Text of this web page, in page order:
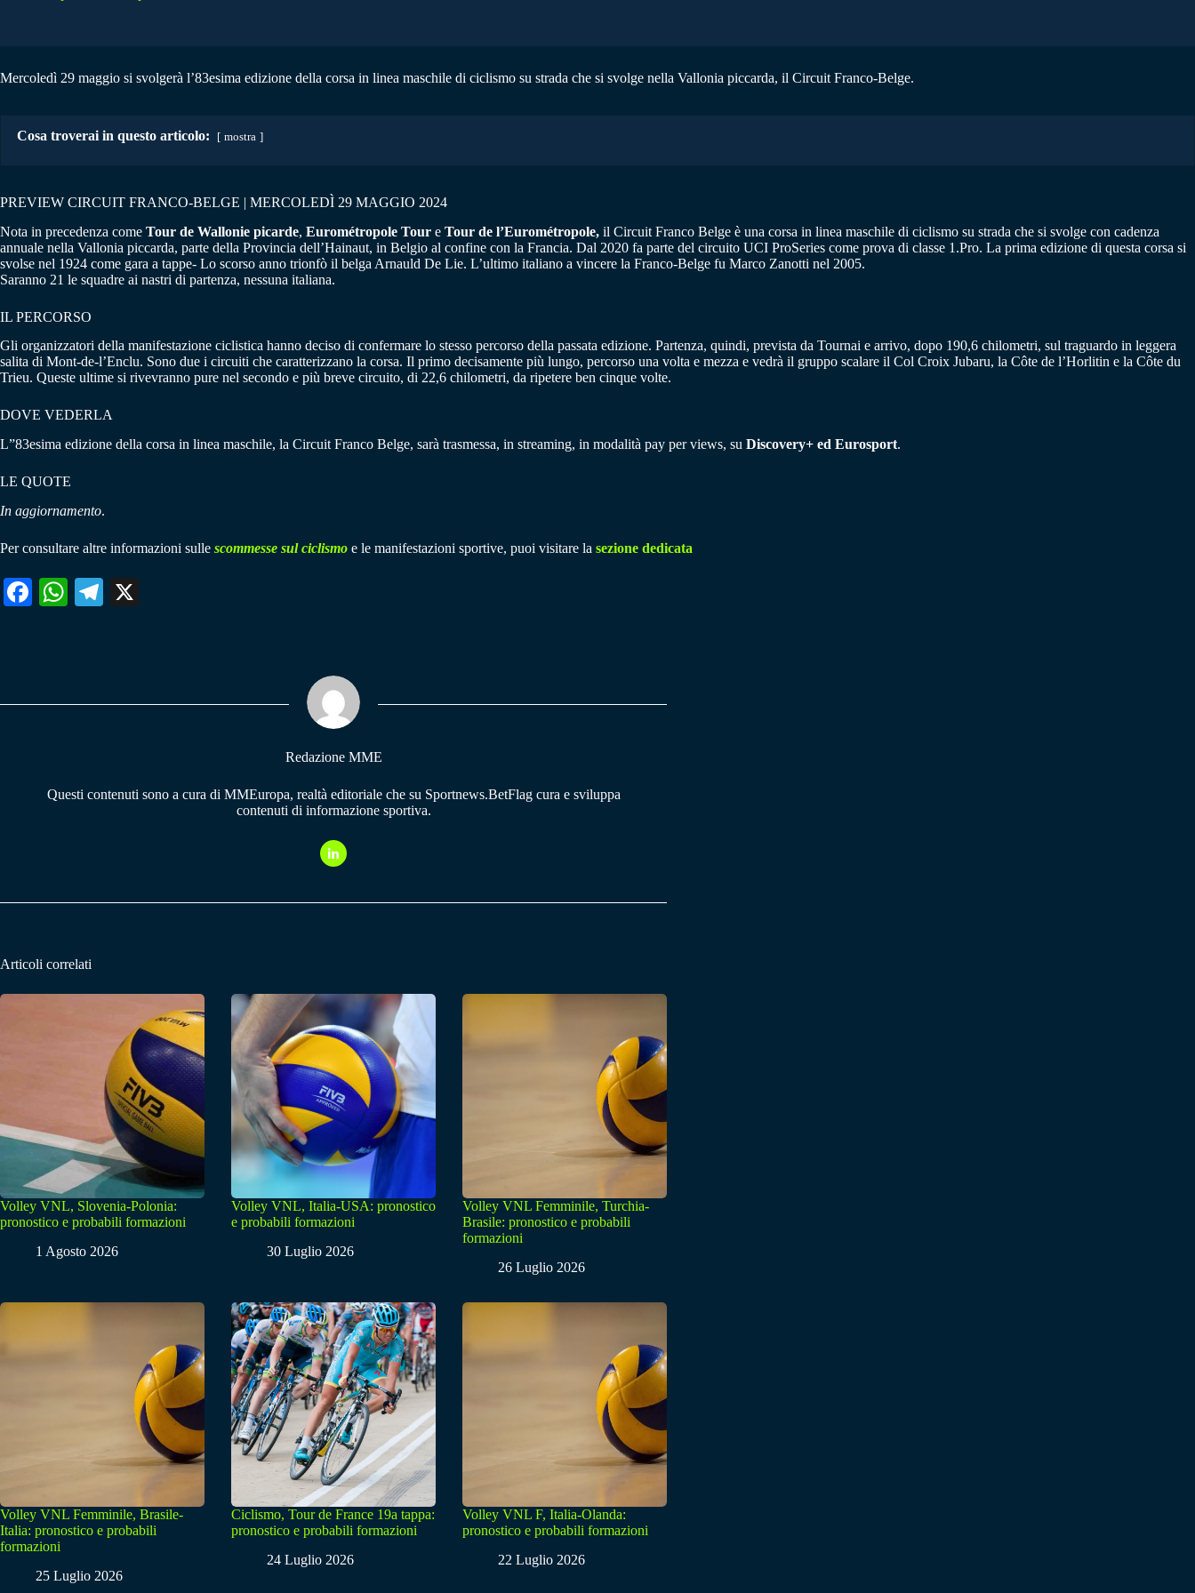
Mercoledì 29 maggio si svolgerà l’83esima edizione della corsa in linea maschile di ciclismo su strada che si svolge nella Vallonia piccarda, il Circuit Franco-Belge.
Cosa troverai in questo articolo: mostra
PREVIEW CIRCUIT FRANCO-BELGE | MERCOLEDÌ 29 MAGGIO 2024
Nota in precedenza come Tour de Wallonie picarde, Eurométropole Tour e Tour de l’Eurométropole, il Circuit Franco Belge è una corsa in linea maschile di ciclismo su strada che si svolge con cadenza
annuale nella Vallonia piccarda, parte della Provincia dell’Hainaut, in Belgio al confine con la Francia. Dal 2020 fa parte del circuito UCI ProSeries come prova di classe 1.Pro. La prima edizione di questa corsa si
svolse nel 1924 come gara a tappe- Lo scorso anno trionfò il belga Arnauld De Lie. L’ultimo italiano a vincere la Franco-Belge fu Marco Zanotti nel 2005.
Saranno 21 le squadre ai nastri di partenza, nessuna italiana.
IL PERCORSO
Gli organizzatori della manifestazione ciclistica hanno deciso di confermare lo stesso percorso della passata edizione. Partenza, quindi, prevista da Tournai e arrivo, dopo 190,6 chilometri, sul traguardo in leggera
salita di Mont-de-l’Enclu. Sono due i circuiti che caratterizzano la corsa. Il primo decisamente più lungo, percorso una volta e mezza e vedrà il gruppo scalare il Col Croix Jubaru, la Côte de l’Horlitin e la Côte du
Trieu. Queste ultime si rivevranno pure nel secondo e più breve circuito, di 22,6 chilometri, da ripetere ben cinque volte.
DOVE VEDERLA
L”83esima edizione della corsa in linea maschile, la Circuit Franco Belge, sarà trasmessa, in streaming, in modalità pay per views, su Discovery+ ed Eurosport.
LE QUOTE
In aggiornamento.
Per consultare altre informazioni sulle scommesse sul ciclismo e le manifestazioni sportive, puoi visitare la sezione dedicata
Fa W
pp
Te
m
Redazione MME
Questi contenuti sono a cura di MMEuropa, realtà editoriale che su Sportnews.BetFlag cura e sviluppa
contenuti di informazione sportiva.
Articoli correlati
Volley VNL, Slovenia-Polonia:
pronostico e probabili formazioni
1 Agosto 2026
Volley VNL, Italia-USA: pronostico
e probabili formazioni
30 Luglio 2026
Volley VNL Femminile, Turchia-
Brasile: pronostico e probabili
formazioni
26 Luglio 2026
Volley VNL Femminile, Brasile-
Italia: pronostico e probabili
formazioni
25 Luglio 2026
Ciclismo, Tour de France 19a tappa:
pronostico e probabili formazioni
24 Luglio 2026
Volley VNL F, Italia-Olanda:
pronostico e probabili formazioni
22 Luglio 2026